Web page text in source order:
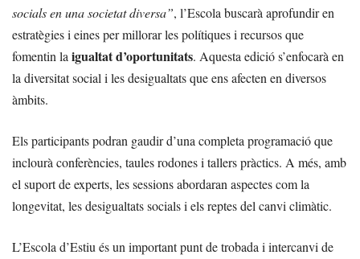
socials en una societat diversa”, l’Escola buscarà aprofundir en
estratègies i eines per millorar les polítiques i recursos que
fomentin la igualtat d’oportunitats. Aquesta edició s’enfocarà en
la diversitat social i les desigualtats que ens afecten en diversos
àmbits.
Els participants podran gaudir d’una completa programació que
inclourà conferències, taules rodones i tallers pràctics. A més, amb
el suport de experts, les sessions abordaran aspectes com la
longevitat, les desigualtats socials i els reptes del canvi climàtic.
L’Escola d’Estiu és un important punt de trobada i intercanvi de